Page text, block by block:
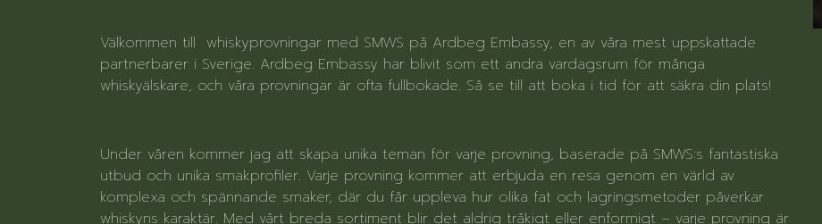
Välkommen till whiskyprovningar med SMWS på Ardbeg Embassy, en av våra mest uppskattade
partnerbarer i Sverige. Ardbeg Embassy har blivit som ett andra vardagsrum för många
whiskyälskare, och våra provningar är ofta fullbokade. Så se till att boka i tid för att säkra din plats!
Under våren kommer jag att skapa unika teman för varje provning, baserade på SMWS:s fantastiska
utbud och unika smakprofiler. Varje provning kommer att erbjuda en resa genom en värld av
komplexa och spännande smaker, där du får uppleva hur olika fat och lagringsmetoder påverkar
whiskyns karaktär. Med vårt breda sortiment blir det aldrig tråkigt eller enformigt – varje provning är